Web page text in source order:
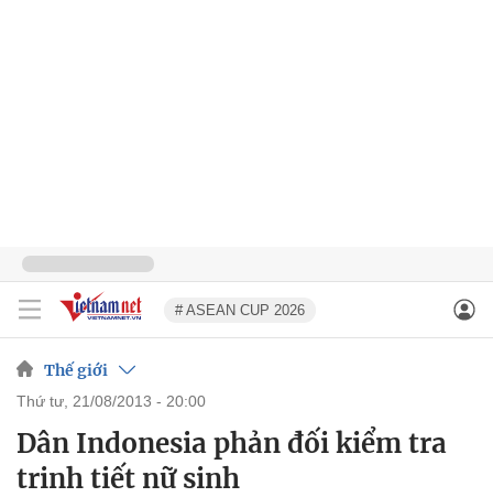
# ASEAN CUP 2026
Thế giới
thứ tư, 21/08/2013 - 20:00
Dân Indonesia phản đối kiểm tra
trinh tiết nữ sinh